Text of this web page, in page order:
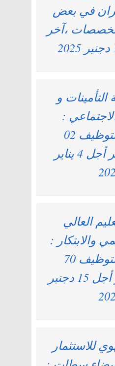
في بعض
،آخر
التأمينات و
:
مباريات لتوظيف 02
مناصب. آخر أجل 4 يناير
العالي
والابتكار :
مباريات لتوظيف 70
مناصب. آخر أجل 15 دجنبر
للاستثمار